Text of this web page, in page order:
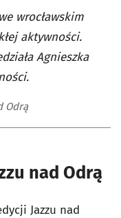
wrocławskim
aktywności.
Agnieszka
Odrą
nad Odrą
Jazzu nad